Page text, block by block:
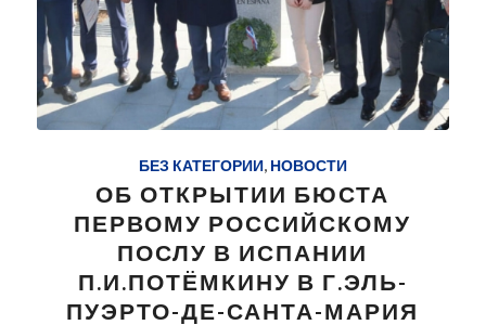
БЕЗ КАТЕГОРИИ, НОВОСТИ
ОБ ОТКРЫТИИ БЮСТА
ПЕРВОМУ РОССИЙСКОМУ
ПОСЛУ В ИСПАНИИ
П.И.ПОТЁМКИНУ В Г.ЭЛЬ-
ПУЭРТО-ДЕ-САНТА-МАРИЯ